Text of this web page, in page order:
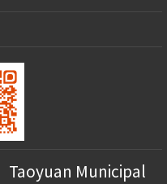
Taoyuan Municipal